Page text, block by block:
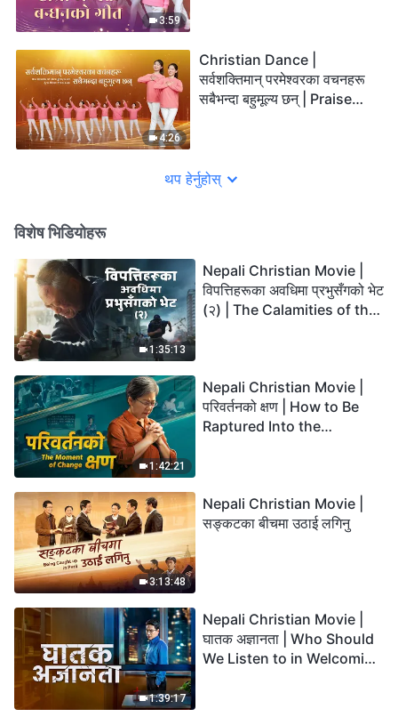
3:59
4:26
Christian Dance |
सर्वशक्तिमान् परमेश्‍वरका वचनहरू
सबैभन्दा बहुमूल्य छन् | Praise
थप हेर्नुहोस्
विशेष भिडियोहरू
1:35:13
Nepali Christian Movie |
विपत्तिहरूका अवधिमा प्रभुसँगको भेट
(२) | The Calamities of the
1:42:21
Nepali Christian Movie |
परिवर्तनको क्षण | How to Be
Raptured Into the
3:13:48
Nepali Christian Movie |
सङ्कटका बीचमा उठाई लगिनु
1:39:17
Nepali Christian Movie |
घातक अज्ञानता | Who Should
We Listen to in Welcoming